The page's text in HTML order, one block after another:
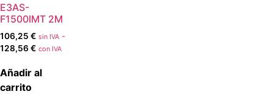
E3AS-
F1500IMT 2M
106,25 € sin IVA -
128,56 € con IVA
Añadir al
carrito